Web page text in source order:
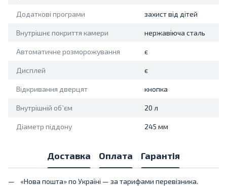
Додаткові програми захист від дітей
Внутрішнє покриття камери нержавіюча сталь
Автоматичне розморожування є
Дисплей є
Відкривання дверцят кнопка
Внутрішній об`єм 20 л
Діаметр піддону 245 мм
Доставка Оплата Гарантія
«Нова пошта» по Україні — за тарифами перевізника.